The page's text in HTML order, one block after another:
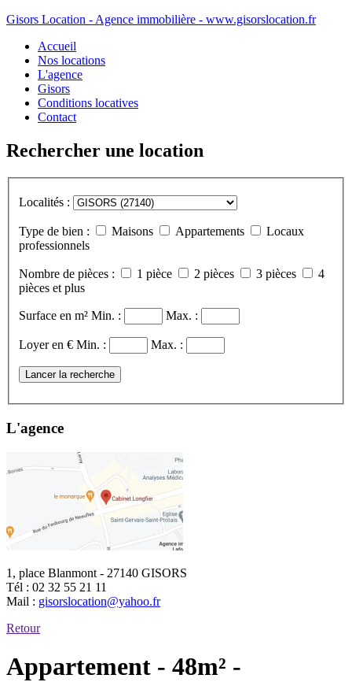
Gisors Location - Agence immobilière - www.gisorslocation.fr
Accueil
Nos locations
L'agence
Gisors
Conditions locatives
Contact
Rechercher une location
Localités :
Type de bien : Maisons Appartements
Locaux
professionnels
Nombre de pièces : 1 pièce 2 pièces 3 pièces
4
pièces et plus
Surface en m² Min. : Max. :
Loyer en € Min. : Max. :
Lancer la recherche
L'agence
1, place Blanmont - 27140 GISORS
Tél : 02 32 55 21 11
Mail : gisorslocation@yahoo.fr
Retour
Appartement - 48m² -